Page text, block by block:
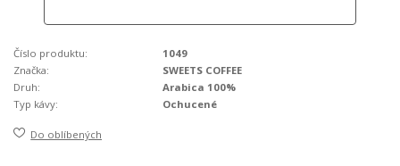
Číslo produktu:
1049
Značka:
SWEETS COFFEE
Druh:
Arabica 100%
Typ kávy:
Ochucené
Do oblíbených